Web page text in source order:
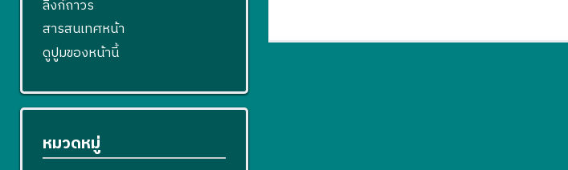
ลิงก์ถาวร
สารสนเทศหน้า
ดูปูมของหน้านี้
หมวดหมู่